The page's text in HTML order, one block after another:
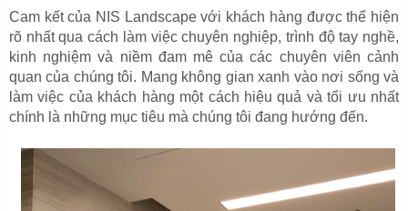
Cam kết của NIS Landscape với khách hàng được thể hiện
rõ nhất qua cách làm việc chuyên nghiệp, trình độ tay nghề,
kinh nghiệm và niềm đam mê của các chuyên viên cảnh
quan của chúng tôi. Mang không gian xanh vào nơi sống và
làm việc của khách hàng một cách hiệu quả và tối ưu nhất
chính là những mục tiêu mà chúng tôi đang hướng đến.